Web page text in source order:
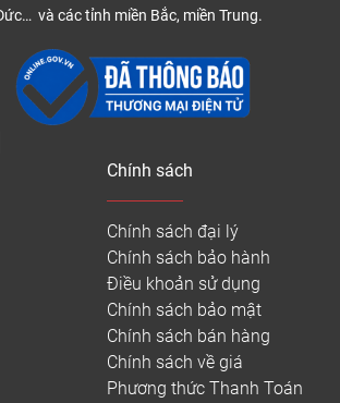
914.4 * 152.4
* 3
290.000
914.4 * 152.4
Hàn
152 * (2 – 3)
180.000
–
220.000
914 * 152 * (2
– 3)
160.000
–
210.000
Việt
và các tỉnh miền Bắc, miền Trung.
Chính sách
Chính sách đại lý
Chính sách bảo hành
Điều khoản sử dụng
Chính sách bảo mật
Chính sách bán hàng
Chính sách về giá
Phương thức Thanh Toán